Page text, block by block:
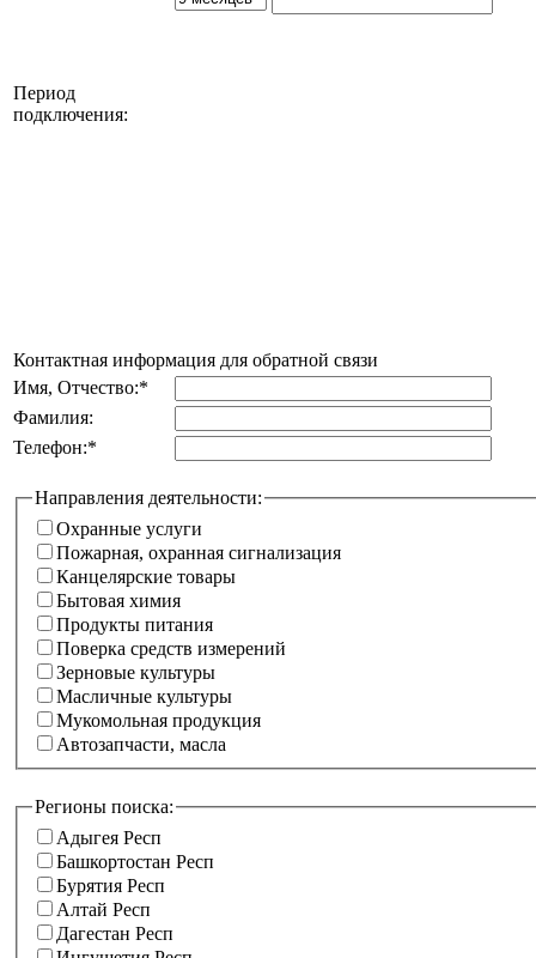
Период
подключения:
Контактная информация для обратной связи
Имя, Отчество:*
Фамилия:
Телефон:*
Направления деятельности:
Охранные услуги
Пожарная, охранная сигнализация
Канцелярские товары
Бытовая химия
Продукты питания
Поверка средств измерений
Зерновые культуры
Масличные культуры
Мукомольная продукция
Автозапчасти, масла
Вентиляция и кондиционирование
Одежда
Постельное бельё
Обувь
Медицинское оборудование
Выпуск ЭЦП
Ветеринарные услуги
Регионы поиска:
Адыгея Респ
Башкортостан Респ
Бурятия Респ
Алтай Респ
Дагестан Респ